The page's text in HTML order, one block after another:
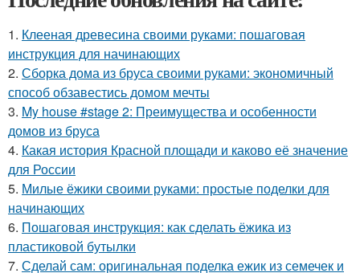
1. Клееная древесина своими руками: пошаговая
инструкция для начинающих
2. Сборка дома из бруса своими руками: экономичный
способ обзавестись домом мечты
3. My house #stage 2: Преимущества и особенности
домов из бруса
4. Какая история Красной площади и каково её значение
для России
5. Милые ёжики своими руками: простые поделки для
начинающих
6. Пошаговая инструкция: как сделать ёжика из
пластиковой бутылки
7. Сделай сам: оригинальная поделка ежик из семечек и